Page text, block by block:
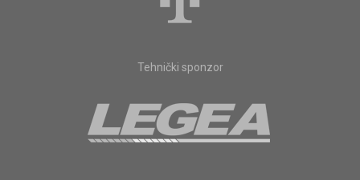
Tehnički sponzor